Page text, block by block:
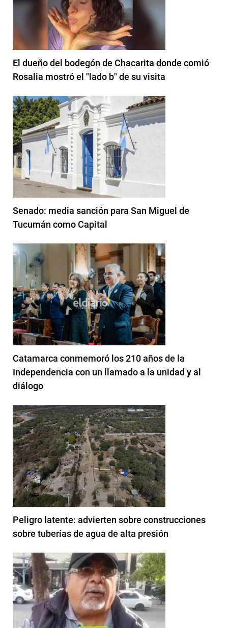
El dueño del bodegón de Chacarita donde comió
Rosalia mostró el "lado b" de su visita
Senado: media sanción para San Miguel de
Tucumán como Capital
Catamarca conmemoró los 210 años de la
Independencia con un llamado a la unidad y al
diálogo
Peligro latente: advierten sobre construcciones
sobre tuberías de agua de alta presión